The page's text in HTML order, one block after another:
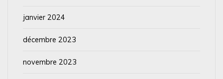
janvier 2024
décembre 2023
novembre 2023